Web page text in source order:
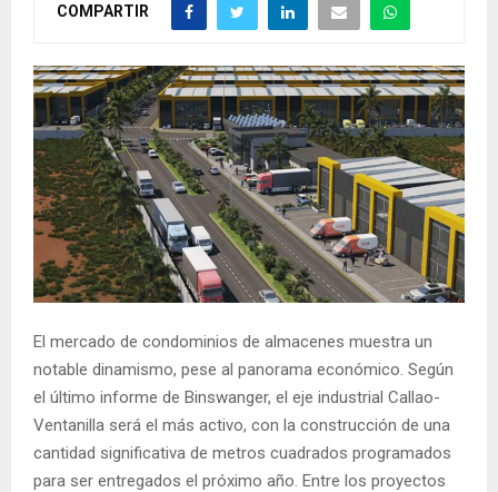
COMPARTIR
El mercado de condominios de almacenes muestra un
notable dinamismo, pese al panorama económico. Según
el último informe de Binswanger, el eje industrial Callao-
Ventanilla será el más activo, con la construcción de una
cantidad significativa de metros cuadrados programados
para ser entregados el próximo año. Entre los proyectos